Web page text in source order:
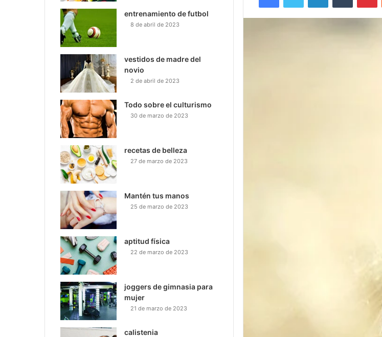
entrenamiento de futbol
8 de abril de 2023
vestidos de madre del
novio
2 de abril de 2023
Todo sobre el culturismo
30 de marzo de 2023
recetas de belleza
27 de marzo de 2023
Mantén tus manos
25 de marzo de 2023
aptitud física
22 de marzo de 2023
joggers de gimnasia para
mujer
21 de marzo de 2023
calistenia